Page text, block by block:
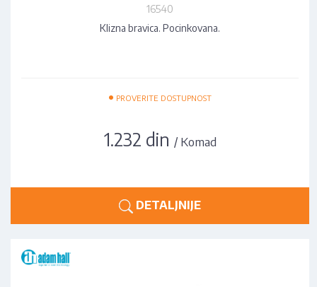
16540
Klizna bravica. Pocinkovana.
• PROVERITE DOSTUPNOST
1.232 din / Komad
DETALJNIJE